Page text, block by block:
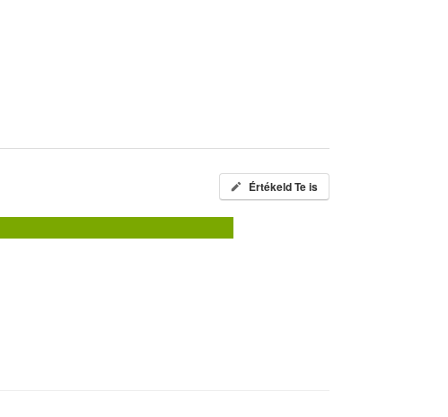
Értékeld Te is